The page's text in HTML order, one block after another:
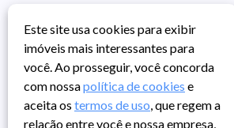
Este site usa cookies para exibir
imóveis mais interessantes para
você. Ao prosseguir, você concorda
com nossapolítica de cookies e
aceita os termos de uso, que regem a
relação entre você e nossa empresa,